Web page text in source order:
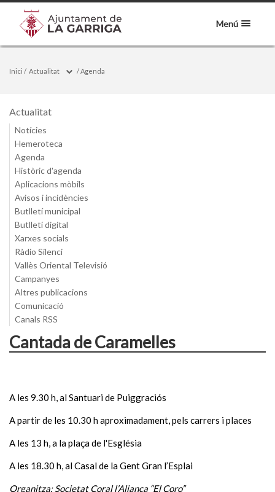
Menú
Inici / Actualitat /Agenda
Actualitat
Notícies
Hemeroteca
Agenda
Històric d'agenda
Aplicacions mòbils
Avisos i incidències
Butlletí municipal
Butlletí digital
Xarxes socials
Ràdio Silenci
Vallès Oriental Televisió
Campanyes
Altres publicacions
Comunicació
Canals RSS
Cantada de Caramelles
A les 9.30 h, al Santuari de Puiggraciós
A partir de les 10.30 h aproximadament, pels carrers i places
A les 13 h, a la plaça de l'Església
A les 18.30 h, al Casal de la Gent Gran l’Esplai
Organitza: Societat Coral l’Aliança “El Coro”